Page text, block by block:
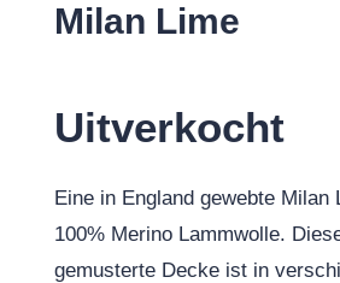
Milan Lime
Uitverkocht
Eine in England gewebte Milan
100% Merino Lammwolle.
gemusterte Decke ist in